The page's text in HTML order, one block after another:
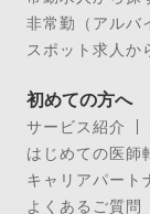
非常勤（アルバ
スポット求人か
初めての方へ
サービス紹介
はじめての医師
キャリアパート
よくあるご質問